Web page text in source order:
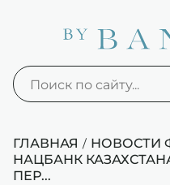
ГЛАВНАЯ / НОВОСТИ
НАЦБАНК
ПЕР...